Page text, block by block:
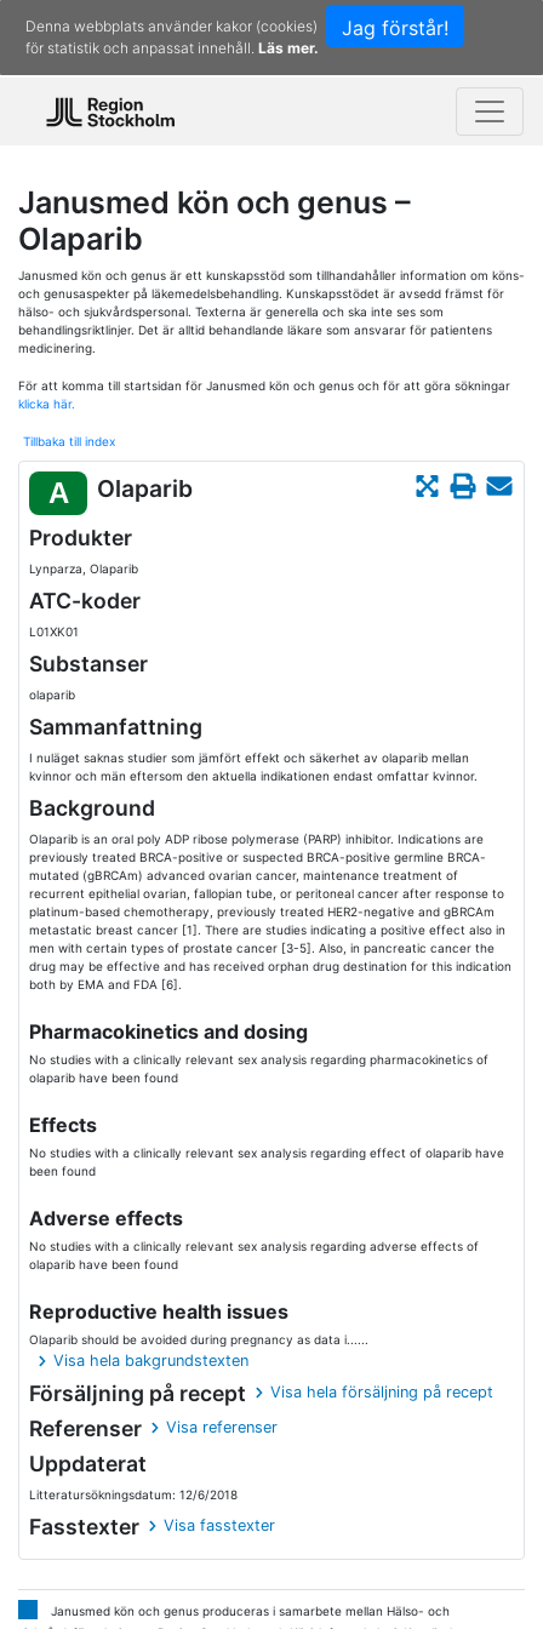
Jag förstår!
Denna webbplats använder kakor (cookies)
för statistik och anpassat innehåll. Läs mer.
Janusmed kön och genus –
Olaparib
Janusmed kön och genus är ett kunskapsstöd som tillhandahåller information om köns-
och genusaspekter på läkemedelsbehandling. Kunskapsstödet är avsedd främst för
hälso- och sjukvårdspersonal. Texterna är generella och ska inte ses som
behandlingsriktlinjer. Det är alltid behandlande läkare som ansvarar för patientens
medicinering.
För att komma till startsidan för Janusmed kön och genus och för att göra sökningar
klicka här.
Tillbaka till index
A Olaparib
Produkter
Lynparza, Olaparib
ATC-koder
L01XK01
Substanser
olaparib
Sammanfattning
I nuläget saknas studier som jämfört effekt och säkerhet av olaparib mellan
kvinnor och män eftersom den aktuella indikationen endast omfattar kvinnor.
Background
Olaparib is an oral poly ADP ribose polymerase (PARP) inhibitor. Indications are
previously treated BRCA-positive or suspected BRCA-positive germline BRCA-
mutated (gBRCAm) advanced ovarian cancer, maintenance treatment of
recurrent epithelial ovarian, fallopian tube, or peritoneal cancer after response to
platinum-based chemotherapy, previously treated HER2-negative and gBRCAm
metastatic breast cancer [1]. There are studies indicating a positive effect also in
men with certain types of prostate cancer [3-5]. Also, in pancreatic cancer the
drug may be effective and has received orphan drug destination for this indication
both by EMA and FDA [6].
Pharmacokinetics and dosing
No studies with a clinically relevant sex analysis regarding pharmacokinetics of
olaparib have been found
Effects
No studies with a clinically relevant sex analysis regarding effect of olaparib have
been found
Adverse effects
No studies with a clinically relevant sex analysis regarding adverse effects of
olaparib have been found
Reproductive health issues
Olaparib should be avoided during pregnancy as data i......
Visa hela bakgrundstexten
Försäljning på recept Visa hela försäljning på recept
Referenser Visa referenser
Uppdaterat
Litteratursökningsdatum: 12/6/2018
Fasstexter Visa fasstexter
Janusmed kön och genus produceras i samarbete mellan Hälso- och